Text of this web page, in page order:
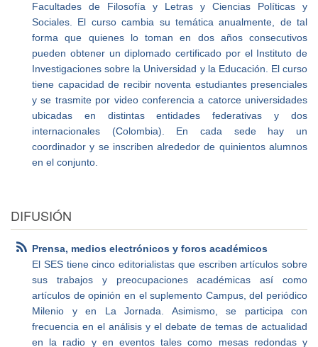
Facultades de Filosofía y Letras y Ciencias Políticas y
Sociales. El curso cambia su temática anualmente, de tal
forma que quienes lo toman en dos años consecutivos
pueden obtener un diplomado certificado por el Instituto de
Investigaciones sobre la Universidad y la Educación. El curso
tiene capacidad de recibir noventa estudiantes presenciales
y se trasmite por video conferencia a catorce universidades
ubicadas en distintas entidades federativas y dos
internacionales (Colombia). En cada sede hay un
coordinador y se inscriben alrededor de quinientos alumnos
en el conjunto.
DIFUSIÓN
Prensa, medios electrónicos y foros académicos
El SES tiene cinco editorialistas que escriben artículos sobre
sus trabajos y preocupaciones académicas así como
artículos de opinión en el suplemento Campus, del periódico
Milenio y en La Jornada. Asimismo, se participa con
frecuencia en el análisis y el debate de temas de actualidad
en la radio y en eventos tales como mesas redondas y